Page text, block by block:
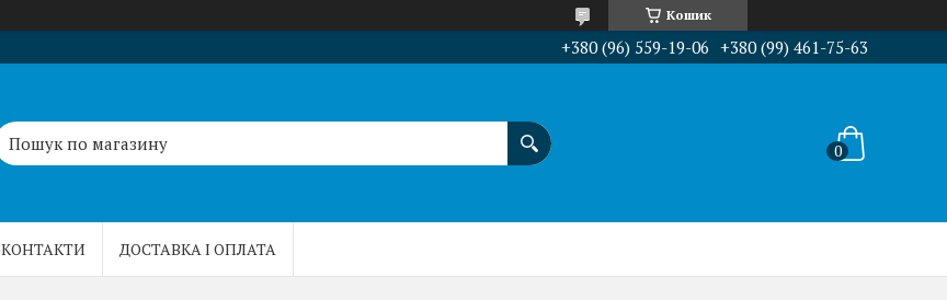
Кошик
+380 (96) 559-19-06 +380 (99) 461-75-63
КОНТАКТИ ДОСТАВКА І ОПЛАТА